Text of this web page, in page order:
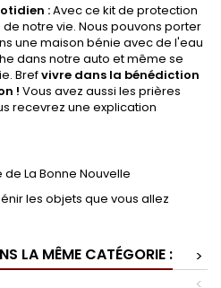
:Avec ce kit de protection
notre vie. Nous pouvons porter
une maison bénie avec de l'eau
dans notre auto et même se
Brefvivre dans la bénédiction
! Vous avez aussi les prières
recevrez une explication
La Bonne Nouvelle
les objets que vous allez
LA MÊME CATÉGORIE :
>